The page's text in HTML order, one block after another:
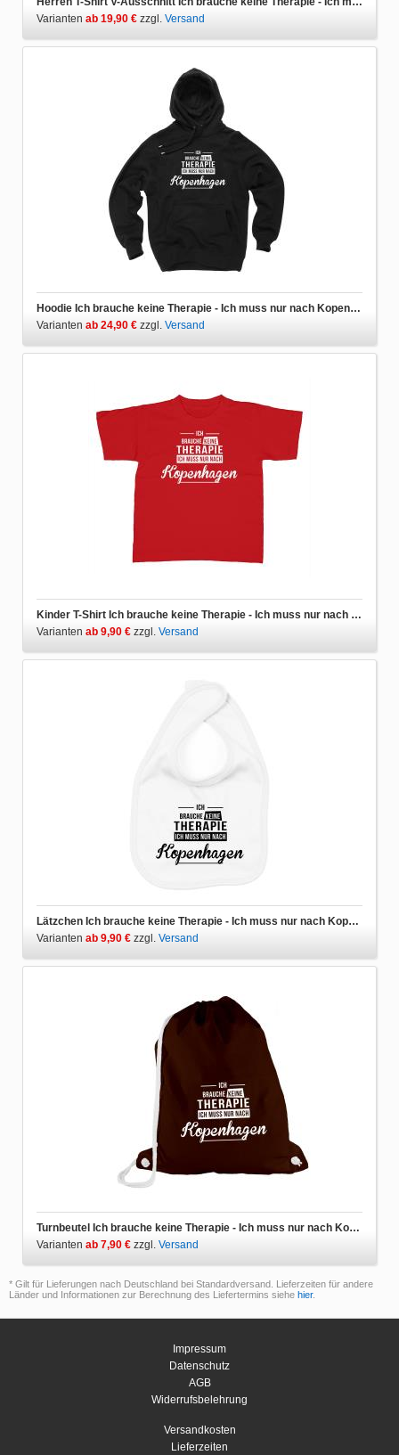
Varianten ab 19,90 € zzgl. Versand
Hoodie Ich brauche keine Therapie - Ich muss nur nach Kopenhagen
Varianten ab 24,90 € zzgl. Versand
Kinder T-Shirt Ich brauche keine Therapie - Ich muss nur nach Kopenhagen
Varianten ab 9,90 € zzgl. Versand
Lätzchen Ich brauche keine Therapie - Ich muss nur nach Kopenhagen
Varianten ab 9,90 € zzgl. Versand
Turnbeutel Ich brauche keine Therapie - Ich muss nur nach Kopenhagen
Varianten ab 7,90 € zzgl. Versand
* Gilt für Lieferungen nach Deutschland bei Standardversand. Lieferzeiten für andere
Länder und Informationen zur Berechnung des Liefertermins siehe hier.
Impressum
Datenschutz
AGB
Widerrufsbelehrung
Versandkosten
Lieferzeiten